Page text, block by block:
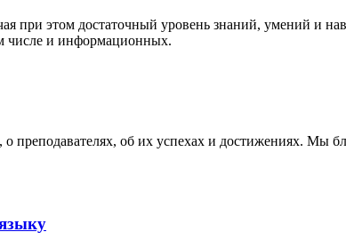
при этом достаточный уровень знаний, умений и
числе и информационных.
об их успехах и достижениях. Мы